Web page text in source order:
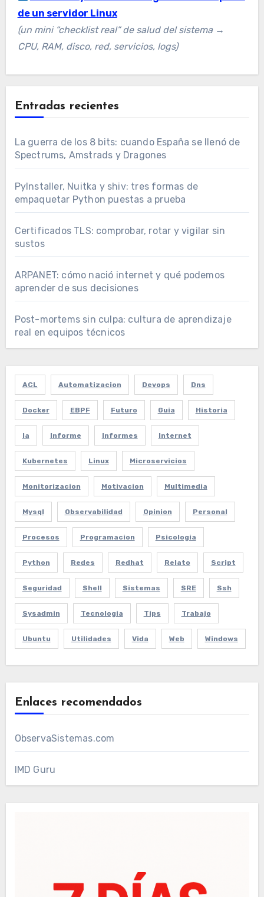
de un servidor Linux
(un mini “checklist real” de salud del sistema →
CPU, RAM, disco, red, servicios, logs)
Entradas recientes
La guerra de los 8 bits: cuando España se llenó de
Spectrums, Amstrads y Dragones
PyInstaller, Nuitka y shiv: tres formas de
empaquetar Python puestas a prueba
Certificados TLS: comprobar, rotar y vigilar sin
sustos
ARPANET: cómo nació internet y qué podemos
aprender de sus decisiones
Post-mortems sin culpa: cultura de aprendizaje
real en equipos técnicos
ACL Automatizacion Devops Dns
Docker EBPF Futuro Guia Historia
Ia Informe Informes Internet
Kubernetes Linux Microservicios
Monitorizacion Motivacion Multimedia
Mysql Observabilidad Opinion Personal
Procesos Programacion Psicologia
Python Redes Redhat Relato Script
Seguridad Shell Sistemas SRE Ssh
Sysadmin Tecnologia Tips Trabajo
Ubuntu Utilidades Vida Web Windows
Enlaces recomendados
ObservaSistemas.com
IMD Guru